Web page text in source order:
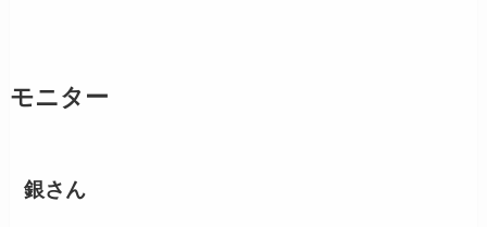
モニター
銀さん